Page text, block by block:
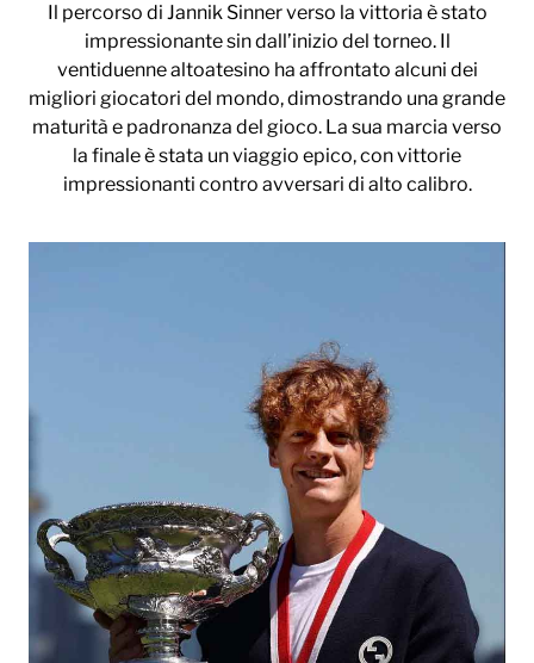
Il percorso di Jannik Sinner verso la vittoria è stato
impressionante sin dall’inizio del torneo. Il
ventiduenne altoatesino ha affrontato alcuni dei
migliori giocatori del mondo, dimostrando una grande
maturità e padronanza del gioco. La sua marcia verso
la finale è stata un viaggio epico, con vittorie
impressionanti contro avversari di alto calibro.